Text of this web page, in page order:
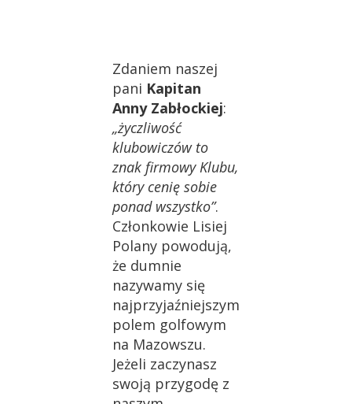
Zdaniem naszej
pani Kapitan
Anny Zabłockiej:
„życzliwość
klubowiczów to
znak firmowy Klubu,
który cenię sobie
ponad wszystko”.
Członkowie Lisiej
Polany powodują,
że dumnie
nazywamy się
najprzyjaźniejszym
polem golfowym
na Mazowszu.
Jeżeli zaczynasz
swoją przygodę z